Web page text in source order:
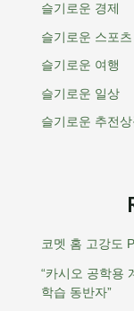
슬기로운 경제
슬기로운 스포츠
슬기로운 여행
슬기로운 일상
슬기로운 추전상
코멧 홈 고강도
“카시오 공학용
학습 동반자”